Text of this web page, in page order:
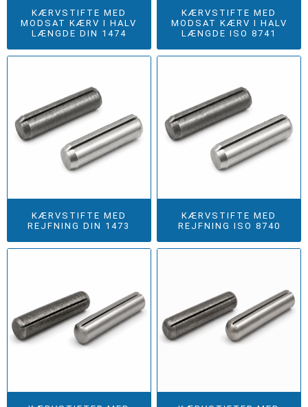
KÆRVSTIFTE MED
MODSAT KÆRV I HALV
LÆNGDE DIN 1474
KÆRVSTIFTE MED
MODSAT KÆRV I HALV
LÆNGDE ISO 8741
KÆRVSTIFTE MED
REJFNING DIN 1473
KÆRVSTIFTE MED
REJFNING ISO 8740